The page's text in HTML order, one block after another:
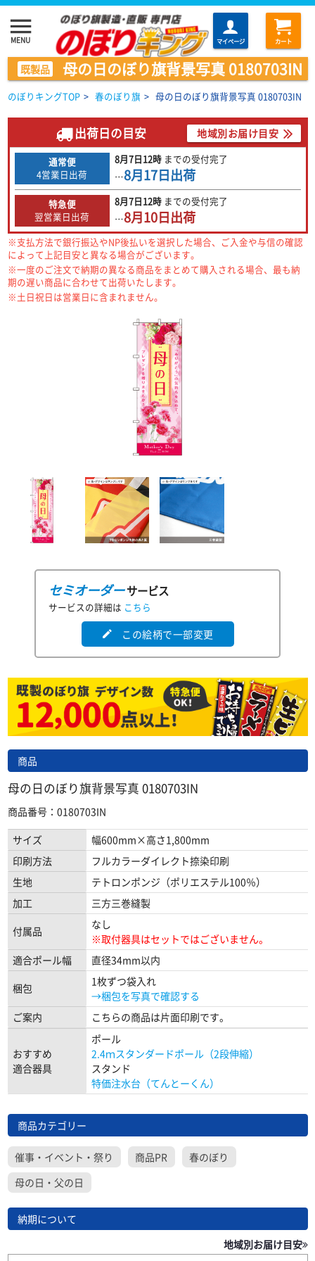
menu
MENU マイページ カート
既製品 母の日のぼり旗背景写真 0180703IN
のぼりキングTOP > 春のぼり旗 > 母の日のぼり旗背景写真 0180703IN
出荷日の目安 地域別お届け目安
通常便
4営業日出荷
8月7日12時 までの受付完了
…8月17日出荷
特急便
翌営業日出荷
8月7日12時 までの受付完了
…8月10日出荷
※支払方法で銀行振込やNP後払いを選択した場合、ご入金や与信の確認
によって上記目安と異なる場合がございます。
※一度のご注文で納期の異なる商品をまとめて購入される場合、最も納
期の遅い商品に合わせて出荷いたします。
※土日祝日は営業日に含まれません。
セミオーダーサービス
サービスの詳細は こちら
edit この絵柄で一部変更
商品
母の日のぼり旗背景写真 0180703IN
商品番号：0180703IN
サイズ
幅600mm×高さ1,800mm
印刷方法
フルカラーダイレクト捺染印刷
生地
テトロンポンジ（ポリエステル100％）
加工
三方三巻縫製
付属品
なし
※取付器具はセットではございません。
適合ポール幅
直径34mm以内
梱包
1枚ずつ袋入れ
→梱包を写真で確認する
ご案内
こちらの商品は片面印刷です。
おすすめ
適合器具
ポール
2.4ｍスタンダードポール（2段伸縮）
スタンド
特価注水台（てんとーくん）
商品カテゴリー
催事・イベント・祭り 商品PR
春のぼり
母の日・父の日
納期について
地域別お届け目安